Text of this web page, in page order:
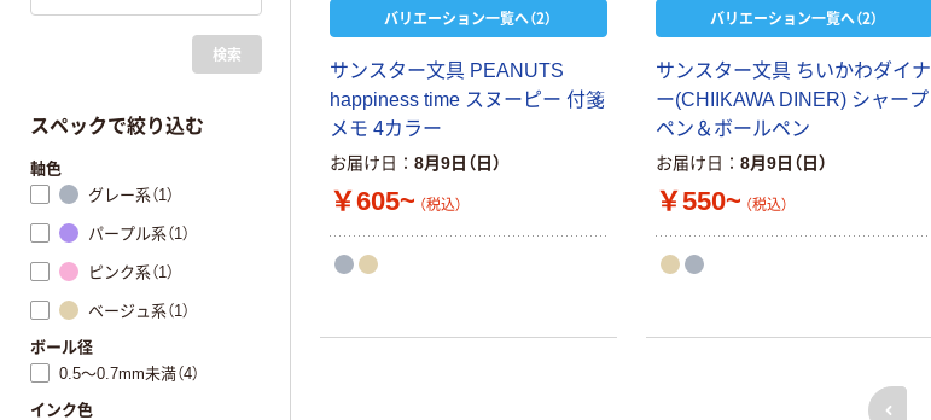
バリエーション一覧へ（2）
サンスター文具 PEANUTS
happiness time スヌーピー 付箋
メモ 4カラー
お届け日 8月9日（日）
￥605~ （税込）
バリエーション一覧へ（2）
サンスター文具 ちいかわダイナ
ー(CHIIKAWA DINER) シャープ
ペン＆ボールペン
お届け日 8月9日（日）
￥550~ （税込）
前へ
検索
スペックで絞り込む
軸色
グレー系（1）
パープル系（1）
ピンク系（1）
ベージュ系（1）
ボール径
0.5～0.7mm未満（4）
インク色